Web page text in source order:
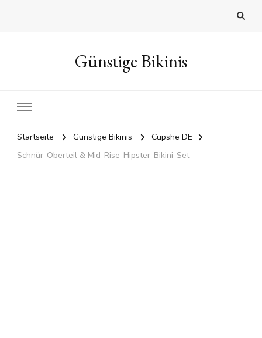
Günstige Bikinis
Startseite Günstige Bikinis
Cupshe DE
Schnür-Oberteil & Mid-Rise-Hipster-Bikini-Set